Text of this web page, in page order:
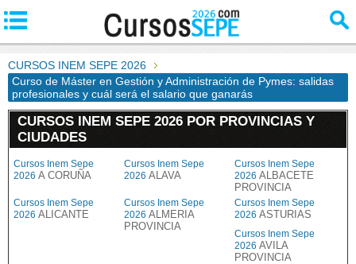
CURSOS INEM SEPE 2026
Curso de Máster en Gestión y Administración de Pymes: salidas
profesionales y cuál será el salario que ganarás
CURSOS INEM SEPE 2026 POR PROVINCIAS Y
CIUDADES
Cursos Inem Sepe
2026 A CORUÑA
Cursos Inem Sepe
2026 ALAVA
Cursos Inem Sepe
2026 ALBACETE
PROVINCIA
Cursos Inem Sepe
2026 ALICANTE
Cursos Inem Sepe
2026 ALMERIA
PROVINCIA
Cursos Inem Sepe
2026 ASTURIAS
Cursos Inem Sepe
2026 AVILA
PROVINCIA